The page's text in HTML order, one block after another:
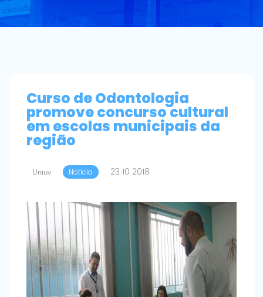
Curso de Odontologia
promove concurso cultural
em escolas municipais da
região
Uniuv Notícia 23 10 2018